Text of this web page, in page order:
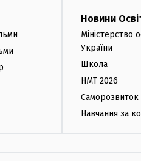
Новини
Міністерство
України
Школа
НМТ 2026
Саморозвиток
Навчання за